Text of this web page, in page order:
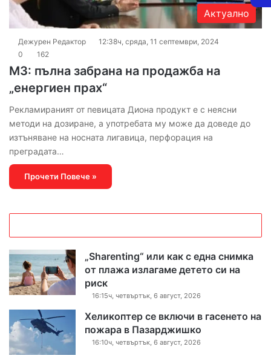
Актуално
Дежурен Редактор
12:38ч, сряда, 11 септември, 2024
0
162
МЗ: пълна забрана на продажба на
„енергиен прах“
Рекламираният от певицата Диона продукт е с неясни
методи на дозиране, а употребата му може да доведе до
изтъняване на носната лигавица, перфорация на
преградата…
Прочети Повече »
„Sharenting“ или как с една снимка
от плажа излагаме детето си на
риск
16:15ч, четвъртък, 6 август, 2026
Хеликоптер се включи в гасенето на
пожара в Пазарджишко
16:10ч, четвъртък, 6 август, 2026